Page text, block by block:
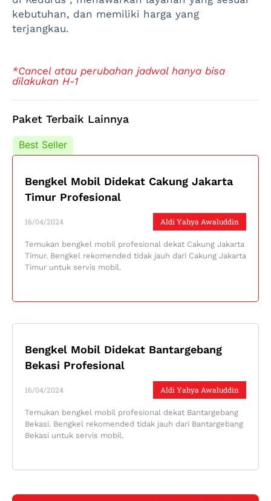
kebutuhan, dan memiliki harga yang
terjangkau.
*Cancel atau perubahan jadwal hanya bisa
dilakukan H-1
Paket Terbaik Lainnya
Best Seller
Bengkel Mobil Didekat Cakung Jakarta
Timur Profesional
Aldi Yahya Awaluddin
16/04/2024
Temukan bengkel mobil profesional dekat Cakung Jakarta
Timur. Bengkel rekomended tidak jauh dari Cakung Jakarta
Timur untuk servis mobil.
Best Seller
Bengkel Mobil Didekat Bantargebang
Bekasi Profesional
Aldi Yahya Awaluddin
16/04/2024
Temukan bengkel mobil profesional dekat Bantargebang
Bekasi. Bengkel rekomended tidak jauh dari Bantargebang
Bekasi untuk servis mobil.